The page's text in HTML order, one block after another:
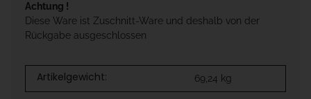
Achtung !
Diese Ware ist Zuschnitt-Ware und deshalb von der
Rückgabe ausgeschlossen
Artikelgewicht: 69,24 kg